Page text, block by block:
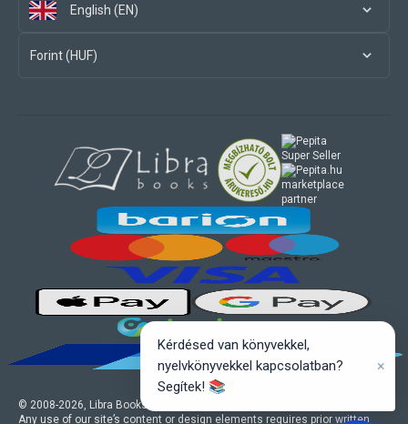
English (EN)
Forint (HUF)
© 2008-2026, Libra Books Ltd. All rights reserved.
Any use of our site’s content or design elements requires prior written
marketplace
partner
Kérdésed van könyvekkel,
nyelvkönyvekkel kapcsolatban?
Segítek! 📚
×